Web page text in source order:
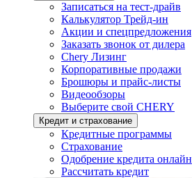
Записаться на тест-драйв
Калькулятор Трейд-ин
Акции и спецпредложения
Заказать звонок от дилера
Chery Лизинг
Корпоративные продажи
Брошюры и прайс-листы
Видеообзоры
Выберите свой CHERY
Кредит и страхование
Кредитные программы
Страхование
Одобрение кредита онлайн
Рассчитать кредит